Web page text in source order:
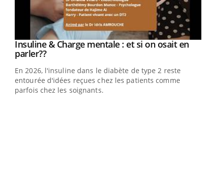
Youtube
Insuline & Charge mentale : et si on osait en
parler??Youtube
En 2026, l'insuline dans le diabète de type 2 reste
entourée d'idées reçues chez les patients comme
parfois chez les soignants.